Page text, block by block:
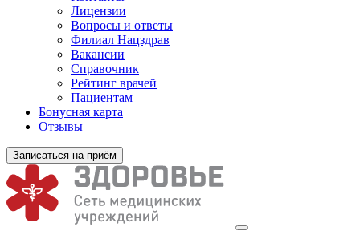
Лицензии
Вопросы и ответы
Филиал Нацздрав
Вакансии
Справочник
Рейтинг врачей
Пациентам
Бонусная карта
Отзывы
Записаться на приём